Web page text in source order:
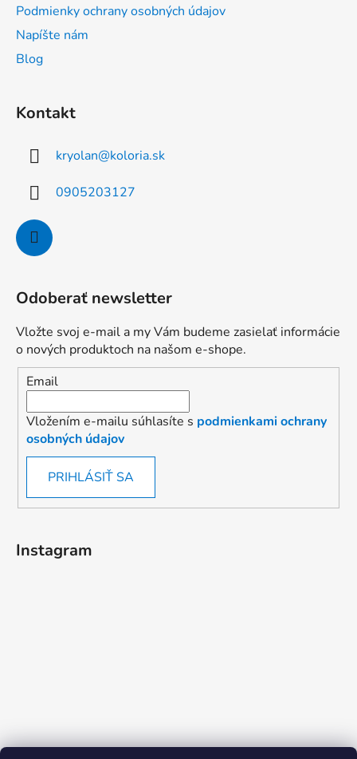
Podmienky ochrany osobných údajov
Napíšte nám
Blog
Kontakt
kryolan@koloria.sk
0905203127
Odoberať newsletter
Vložte svoj e-mail a my Vám budeme zasielať informácie
o nových produktoch na našom e-shope.
Email
Vložením e-mailu súhlasíte s podmienkami ochrany
osobných údajov
PRIHLÁSIŤ SA
Instagram